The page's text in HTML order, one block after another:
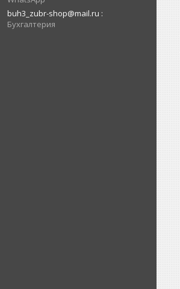
buh3_zubr-shop@mail.ru
Бухгалтерия